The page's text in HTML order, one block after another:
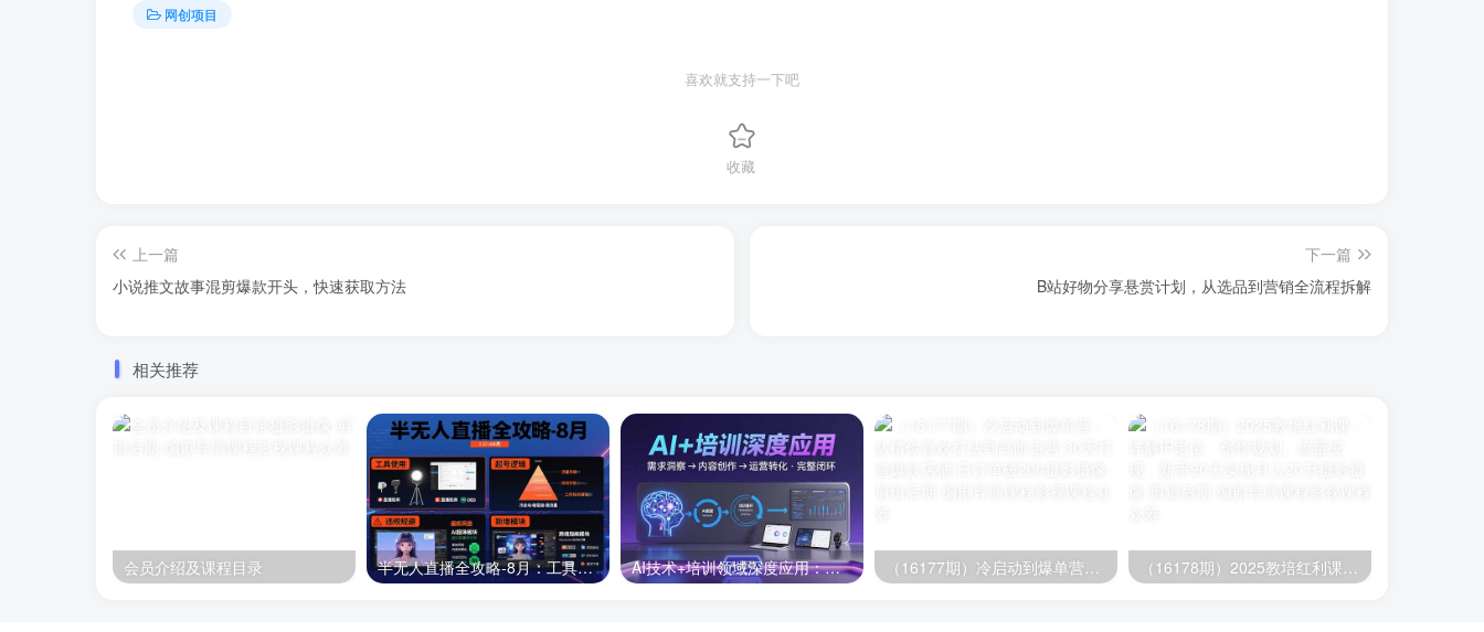
网创项目
喜欢就支持一下吧
收藏
上一篇
小说推文故事混剪爆款开头，快速获取方法
下一篇
B站好物分享悬赏计划，从选品到营销全流程拆解
相关推荐
会员介绍及课程目录 半无人直播全攻略-8月：工具使用+起号逻辑+违规规避,新增AI超体与跨境模块 AI技术+培训领域深度应用：需求洞察-内容创作-运营转化 的完整闭环 （16177期）冷启动到爆单营：从猜你喜欢打法到高阶运营,30天打造爆款店铺,日订单破200 （16178期）2025教培红利课：详解IP定位、创作规划、流量变现，新手90天实现月入20万